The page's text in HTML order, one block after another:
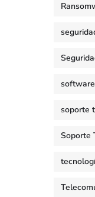
soporte
Soporte